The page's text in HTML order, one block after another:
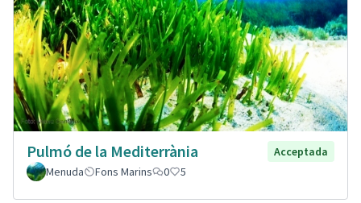
Pulmó de la Mediterrània
Acceptada
Menuda
Fons Marins 0 5